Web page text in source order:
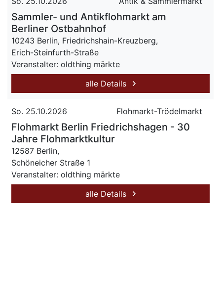
Sammler- und Antikflohmarkt am
Berliner Ostbahnhof
10243 Berlin, Friedrichshain-Kreuzberg,
Erich-Steinfurth-Straße
Veranstalter: oldthing märkte
alle Details
So. 25.10.2026 Flohmarkt-Trödelmarkt
Flohmarkt Berlin Friedrichshagen - 30
Jahre Flohmarktkultur
12587 Berlin,
Schöneicher Straße 1
Veranstalter: oldthing märkte
alle Details